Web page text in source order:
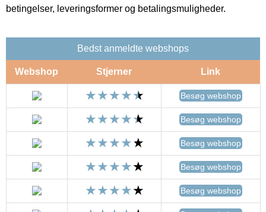
betingelser, leveringsformer og betalingsmuligheder.
Bedst anmeldte webshops
Webshop Stjerner Link
Besøg webshop
Besøg webshop
Besøg webshop
Besøg webshop
Besøg webshop